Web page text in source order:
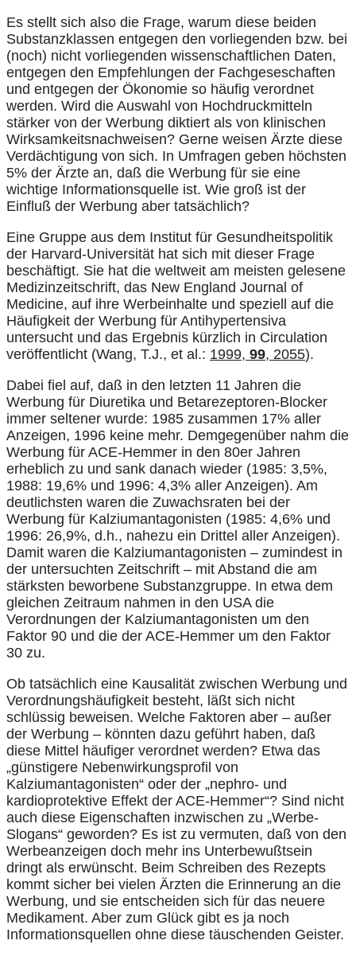
Es stellt sich also die Frage, warum diese beiden
Substanzklassen entgegen den vorliegenden bzw. bei
(noch) nicht vorliegenden wissenschaftlichen Daten,
entgegen den Empfehlungen der Fachgeseschaften
und entgegen der Ökonomie so häufig verordnet
werden. Wird die Auswahl von Hochdruckmitteln
stärker von der Werbung diktiert als von klinischen
Wirksamkeitsnachweisen? Gerne weisen Ärzte diese
Verdächtigung von sich. In Umfragen geben höchsten
5% der Ärzte an, daß die Werbung für sie eine
wichtige Informationsquelle ist. Wie groß ist der
Einfluß der Werbung aber tatsächlich?
Eine Gruppe aus dem Institut für Gesundheitspolitik
der Harvard-Universität hat sich mit dieser Frage
beschäftigt. Sie hat die weltweit am meisten gelesene
Medizinzeitschrift, das New England Journal of
Medicine, auf ihre Werbeinhalte und speziell auf die
Häufigkeit der Werbung für Antihypertensiva
untersucht und das Ergebnis kürzlich in Circulation
veröffentlicht (Wang, T.J., et al.: 1999, 99, 2055).
Dabei fiel auf, daß in den letzten 11 Jahren die
Werbung für Diuretika und Betarezeptoren-Blocker
immer seltener wurde: 1985 zusammen 17% aller
Anzeigen, 1996 keine mehr. Demgegenüber nahm die
Werbung für ACE-Hemmer in den 80er Jahren
erheblich zu und sank danach wieder (1985: 3,5%,
1988: 19,6% und 1996: 4,3% aller Anzeigen). Am
deutlichsten waren die Zuwachsraten bei der
Werbung für Kalziumantagonisten (1985: 4,6% und
1996: 26,9%, d.h., nahezu ein Drittel aller Anzeigen).
Damit waren die Kalziumantagonisten – zumindest in
der untersuchten Zeitschrift – mit Abstand die am
stärksten beworbene Substanzgruppe. In etwa dem
gleichen Zeitraum nahmen in den USA die
Verordnungen der Kalziumantagonisten um den
Faktor 90 und die der ACE-Hemmer um den Faktor
30 zu.
Ob tatsächlich eine Kausalität zwischen Werbung und
Verordnungshäufigkeit besteht, läßt sich nicht
schlüssig beweisen. Welche Faktoren aber – außer
der Werbung – könnten dazu geführt haben, daß
diese Mittel häufiger verordnet werden? Etwa das
„günstigere Nebenwirkungsprofil von
Kalziumantagonisten“ oder der „nephro- und
kardioprotektive Effekt der ACE-Hemmer“? Sind nicht
auch diese Eigenschaften inzwischen zu „Werbe-
Slogans“ geworden? Es ist zu vermuten, daß von den
Werbeanzeigen doch mehr ins Unterbewußtsein
dringt als erwünscht. Beim Schreiben des Rezepts
kommt sicher bei vielen Ärzten die Erinnerung an die
Werbung, und sie entscheiden sich für das neuere
Medikament. Aber zum Glück gibt es ja noch
Informationsquellen ohne diese täuschenden Geister.